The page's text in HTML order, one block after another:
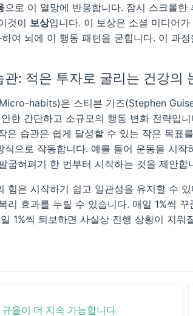
으로 이 열망에 반응합니다. 잠시 스크롤
것이 보상입니다. 이 보상은 소셜 미디어
여 뇌에 이 행동 패턴을 굳힙니다. 이 과
관: 적은 투자로 굴리는 건강의
habits)은 스티븐 기즈(Stephen
한 간단하고 소규모의 행동 변화 전략입
은 습관은 쉽게 달성할 수 있는 작은 목표
식으로 작동합니다. 예를 들어 운동을 시
굽혀펴기 한 번부터 시작하는 것을 제안합
힘은 시작하기 쉽고 일관성을 유지할 수
리 효과를 누릴 수 있습니다. 매일 1%씩
1%씩 퇴보하면 사실상 진행 상황이 지워
율이 더 지속 가능합니다